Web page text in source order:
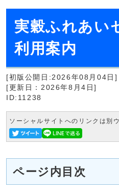
実穀ふれあ
利用案内
[初版公開日:2026年08月04日]
[更新日：2026年8月4日]
ID:11238
ソーシャルサイトへのリンクは別
ページ内目次